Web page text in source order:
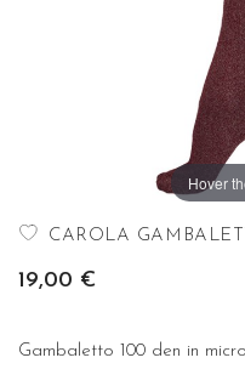
Hover
CAROLA
19,00 €
Gambaletto 100 den in